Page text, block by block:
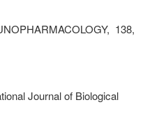
138,
Journal of Biological